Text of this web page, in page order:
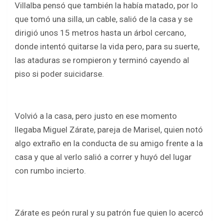
Villalba pensó que también la había matado, por lo
que tomó una silla, un cable, salió de la casa y se
dirigió unos 15 metros hasta un árbol cercano,
donde intentó quitarse la vida pero, para su suerte,
las ataduras se rompieron y terminó cayendo al
piso si poder suicidarse.
Volvió a la casa, pero justo en ese momento
llegaba Miguel Zárate, pareja de Marisel, quien notó
algo extraño en la conducta de su amigo frente a la
casa y que al verlo salió a correr y huyó del lugar
con rumbo incierto.
Zárate es peón rural y su patrón fue quien lo acercó